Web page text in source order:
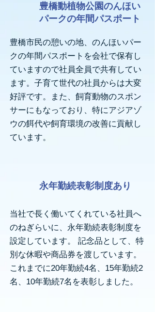
豊橋動植物公園のんほい
パークの年間パスポート
豊橋市民の憩いの地、のんほいパー
クの年間パスポートを会社で保有し
ていますので社員全員で共有してい
ます。子育て世代の社員からは大変
好評です。また、飼育動物のスポン
サーにもなっており、特にアジアゾ
ウの餌代や飼育環境の改善に貢献し
ています。
永年勤続表彰制度あり
当社で長く働いてくれている社員へ
のねぎらいに、永年勤続表彰制度を
設定しています。 記念品として、特
別な休暇や商品券を渡しています。
これまでに20年勤続4名、15年勤続2
名、10年勤続7名を表彰しました。